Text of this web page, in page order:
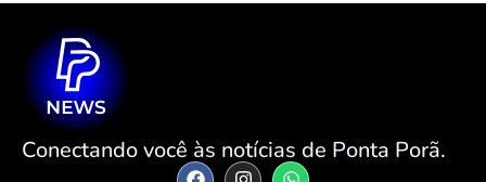
Conectando você às notícias de Ponta Porã.